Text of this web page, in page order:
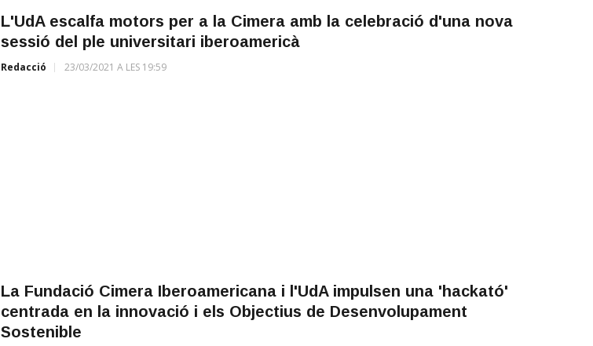
L'UdA escalfa motors per a la Cimera amb la celebració d'una nova
sessió del ple universitari iberoamericà
Redacció 23/03/2021 A LES 19:59
La Fundació Cimera Iberoamericana i l'UdA impulsen una 'hackató'
centrada en la innovació i els Objectius de Desenvolupament
Sostenible